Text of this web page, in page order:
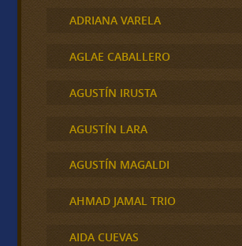
ADRIANA VARELA
AGLAE CABALLERO
AGUSTÍN IRUSTA
AGUSTÍN LARA
AGUSTÍN MAGALDI
AHMAD JAMAL TRIO
AIDA CUEVAS